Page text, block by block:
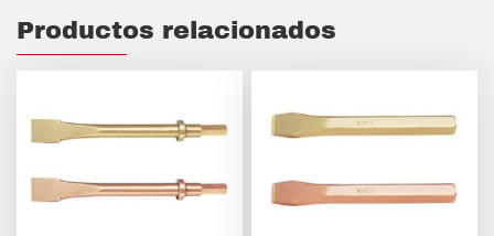
Productos relacionados